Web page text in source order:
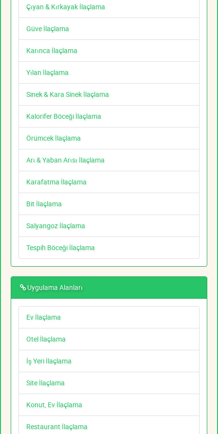
Çıyan & Kırkayak İlaçlama
Güve İlaçlama
Karınca İlaçlama
Yılan İlaçlama
Sinek & Kara Sinek İlaçlama
Kalorifer Böceği İlaçlama
Örümcek İlaçlama
Arı & Yaban Arısı İlaçlama
Karafatma İlaçlama
Bit İlaçlama
Salyangoz İlaçlama
Tespih Böceği İlaçlama
Uygulama Alanları
Ev İlaçlama
Otel İlaçlama
İş Yeri İlaçlama
Site İlaçlama
Konut, Ev İlaçlama
Restaurant İlaçlama